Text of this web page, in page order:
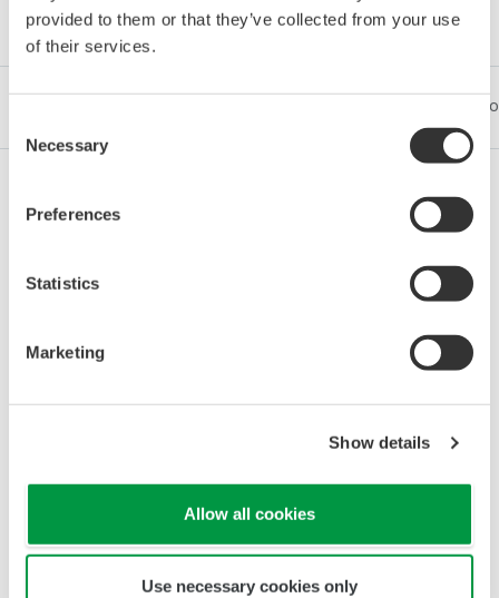
provided to them or that they’ve collected from your use
of their services.
Selection
Necessary
Preferences
Statistics
Marketing
Show details
Allow all cookies
Use necessary cookies only
Böngészés Tanulmányok by Category
Termékek &
Olaj és gáz